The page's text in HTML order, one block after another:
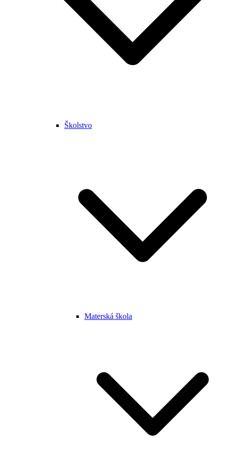
Školstvo
Materská škola